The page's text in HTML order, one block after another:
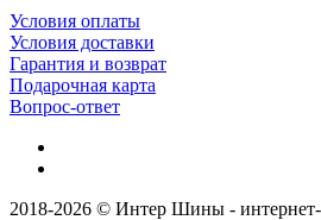
Условия оплаты
Условия доставки
Гарантия и возврат
Подарочная карта
Вопрос-ответ
2018-2026 © Интер Шины -